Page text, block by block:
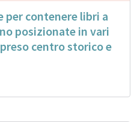
per contenere libri a
posizionate in vari
centro storico e